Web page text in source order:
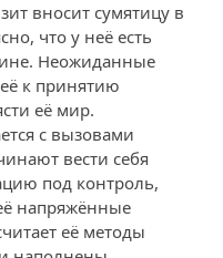
вносит сумятицу в
что у неё есть
Неожиданные
к принятию
её мир.
с вызовами
вести себя
под контроль,
напряжённые
её методы